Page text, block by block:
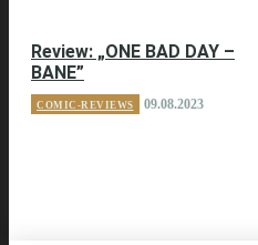
Review: „ONE BAD DAY –
BANE”
COMIC-REVIEWS 09.08.2023